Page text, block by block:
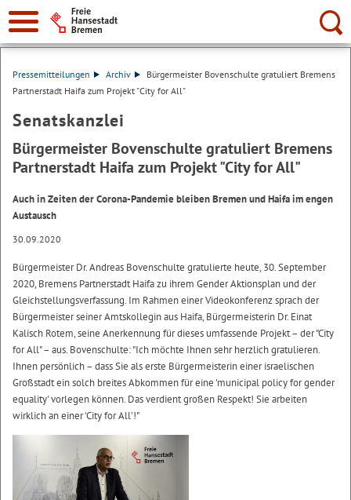
Suche:
Pressemitteilungen Archiv
Bürgermeister Bovenschulte gratuliert Bremens
Partnerstadt Haifa zum Projekt "City for All"
Senatskanzlei
Bürgermeister Bovenschulte gratuliert Bremens
Partnerstadt Haifa zum Projekt "City for All"
Auch in Zeiten der Corona-Pandemie bleiben Bremen und Haifa im engen
Austausch
30.09.2020
Bürgermeister Dr. Andreas Bovenschulte gratulierte heute, 30. September
2020, Bremens Partnerstadt Haifa zu ihrem Gender Aktionsplan und der
Gleichstellungsverfassung. Im Rahmen einer Videokonferenz sprach der
Bürgermeister seiner Amtskollegin aus Haifa, Bürgermeisterin Dr. Einat
Kalisch Rotem, seine Anerkennung für dieses umfassende Projekt – der "City
for All" – aus. Bovenschulte: "Ich möchte Ihnen sehr herzlich gratulieren.
Ihnen persönlich – dass Sie als erste Bürgermeisterin einer israelischen
Großstadt ein solch breites Abkommen für eine 'municipal policy for gender
equality' vorlegen können. Das verdient großen Respekt! Sie arbeiten
wirklich an einer 'City for All'!"